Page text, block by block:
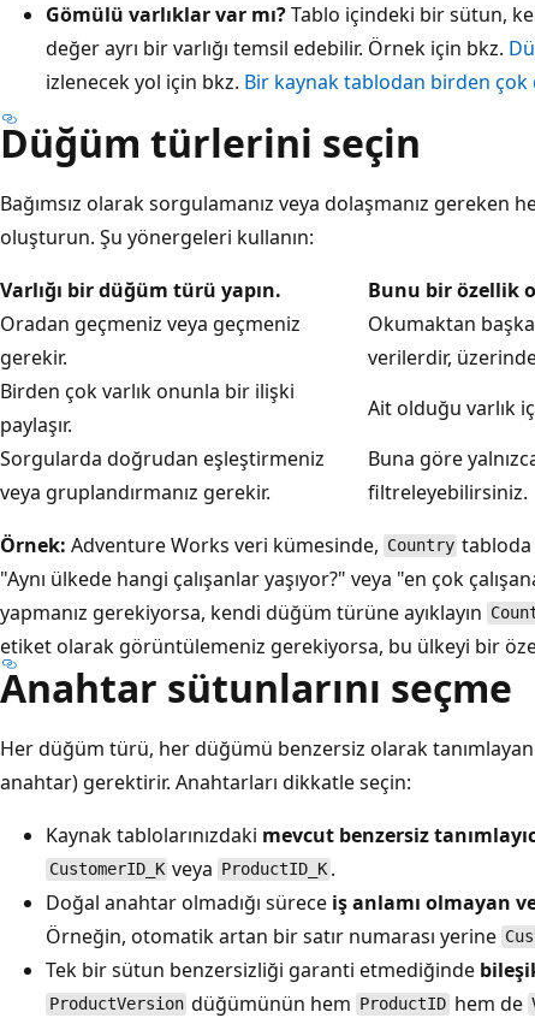
Gömülü varlıklar var mı?Tablo içindeki bir sütun,
değer ayrı bir varlığı temsil edebilir. Örnek için bkz.
izlenecek yol için bkz. Bir kaynak tablodan birden
Düğüm türlerini seçin
Bağımsız olarak sorgulamanız veya dolaşmanız gereken
oluşturun. Şu yönergeleri kullanın:
Varlığı bir düğüm türü yapın. Bunu bir özellik
Oradan geçmeniz veya geçmeniz
gerekir.
Okumaktan başka
verilerdir,
Birden çok varlık onunla bir ilişki
paylaşır.
Ait olduğu varlık
Sorgularda doğrudan eşleştirmeniz
veya gruplandırmanız gerekir.
Buna göre
filtreleyebilirsiniz.
Örnek: Adventure Works veri kümesinde, Country
"Aynı ülkede hangi çalışanlar yaşıyor?" veya "en çok
yapmanız gerekiyorsa, kendi düğüm türüne ayıklayın
etiket olarak görüntülemeniz gerekiyorsa, bu ülkeyi bir
Anahtar sütunlarını seçme
Her düğüm türü, her düğümü benzersiz olarak
anahtar) gerektirir. Anahtarları dikkatle seçin:
Kaynak tablolarınızdaki mevcut benzersiz
CustomerID_K veya ProductID_K .
Doğal anahtar olmadığı sürece iş anlamı olmayan
Örneğin, otomatik artan bir satır numarası yerine
Tek bir sütun benzersizliği garanti etmediğinde
ProductVersion düğümünün hem ProductID hem de